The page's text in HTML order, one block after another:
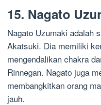
15. Nagato
Nagato Uzumaki adalah
Akatsuki. Dia memiliki
mengendalikan chakra
Rinnegan. Nagato juga
membangkitkan orang
jauh.